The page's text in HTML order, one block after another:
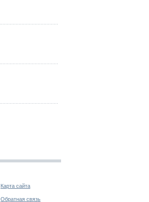
Карта сайта
Обратная связь